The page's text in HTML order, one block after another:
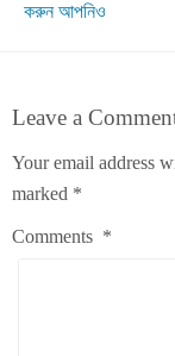
করুন আপনিও
Leave a
Your email address
marked *
Comments *